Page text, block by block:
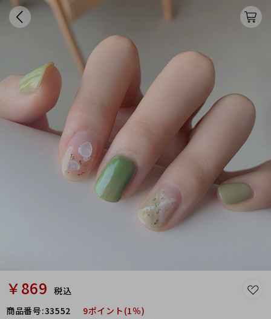
￥869 税込
商品番号:33552 9ポイント(1％)